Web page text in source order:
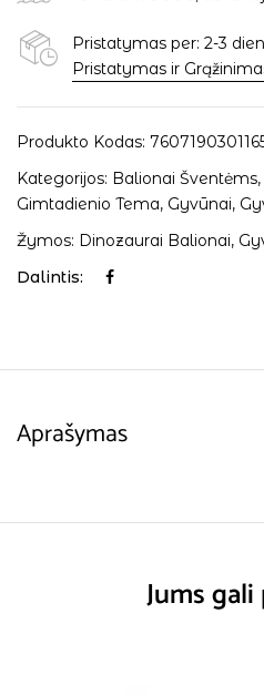
Pristatymas per: 2-3
Pristatymas ir
Produkto Kodas:
Kategorijos: Balionai Šventėms,
Gimtadienio Tema, Gyvūnai,
Žymos: Dinozaurai Balionai,
Dalintis:
Aprašymas
Jums